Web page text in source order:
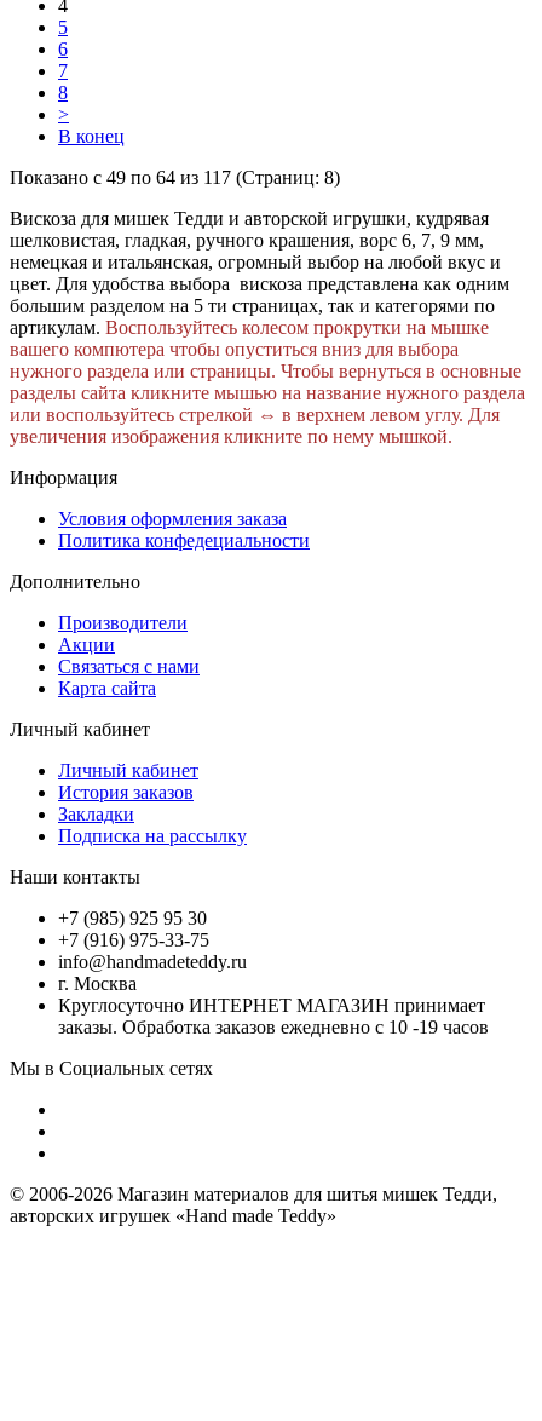
4
5
6
7
8
>
В конец
Показано с 49 по 64 из 117 (Страниц: 8)
Вискоза для мишек Тедди и авторской игрушки, кудрявая
шелковистая, гладкая, ручного крашения, ворс 6, 7, 9 мм,
немецкая и итальянская, огромный выбор на любой вкус и
цвет. Для удобства выбора вискоза представлена как одним
большим разделом на 5 ти страницах, так и категорями по
артикулам. Воспользуйтесь колесом прокрутки на мышке
вашего компютера чтобы опуститься вниз для выбора
нужного раздела или страницы. Чтобы вернуться в основные
разделы сайта кликните мышью на название нужного раздела
или воспользуйтесь стрелкой ⇔ в верхнем левом углу. Для
увеличения изображения кликните по нему мышкой.
Информация
Условия оформления заказа
Политика конфедециальности
Дополнительно
Производители
Акции
Связаться с нами
Карта сайта
Личный кабинет
Личный кабинет
История заказов
Закладки
Подписка на рассылку
Наши контакты
+7 (985) 925 95 30
+7 (916) 975-33-75
info@handmadeteddy.ru
г. Москва
Круглосуточно ИНТЕРНЕТ МАГАЗИН принимает
заказы. Обработка заказов ежедневно с 10 -19 часов
Мы в Социальных сетях
© 2006-2026 Магазин материалов для шитья мишек Тедди,
авторских игрушек «Hand made Teddy»